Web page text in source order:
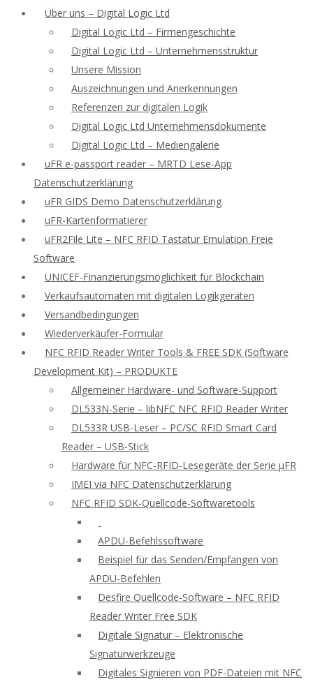
Über uns – Digital Logic Ltd
Digital Logic Ltd – Firmengeschichte
Digital Logic Ltd – Unternehmensstruktur
Unsere Mission
Auszeichnungen und Anerkennungen
Referenzen zur digitalen Logik
Digital Logic Ltd Unternehmensdokumente
Digital Logic Ltd – Mediengalerie
uFR e-passport reader – MRTD Lese-App
Datenschutzerklärung
uFR GIDS Demo Datenschutzerklärung
uFR-Kartenformatierer
uFR2File Lite – NFC RFID Tastatur Emulation Freie
Software
UNICEF-Finanzierungsmöglichkeit für Blockchain
Verkaufsautomaten mit digitalen Logikgeräten
Versandbedingungen
Wiederverkäufer-Formular
NFC RFID Reader Writer Tools & FREE SDK (Software
Development Kit) – PRODUKTE
Allgemeiner Hardware- und Software-Support
DL533N-Serie – libNFC NFC RFID Reader Writer
DL533R USB-Leser – PC/SC RFID Smart Card
Reader – USB-Stick
Hardware für NFC-RFID-Lesegeräte der Serie μFR
IMEI via NFC Datenschutzerklärung
NFC RFID SDK-Quellcode-Softwaretools
APDU-Befehlssoftware
Beispiel für das Senden/Empfangen von
APDU-Befehlen
Desfire Quellcode-Software – NFC RFID
Reader Writer Free SDK
Digitale Signatur – Elektronische
Signaturwerkzeuge
Digitales Signieren von PDF-Dateien mit NFC